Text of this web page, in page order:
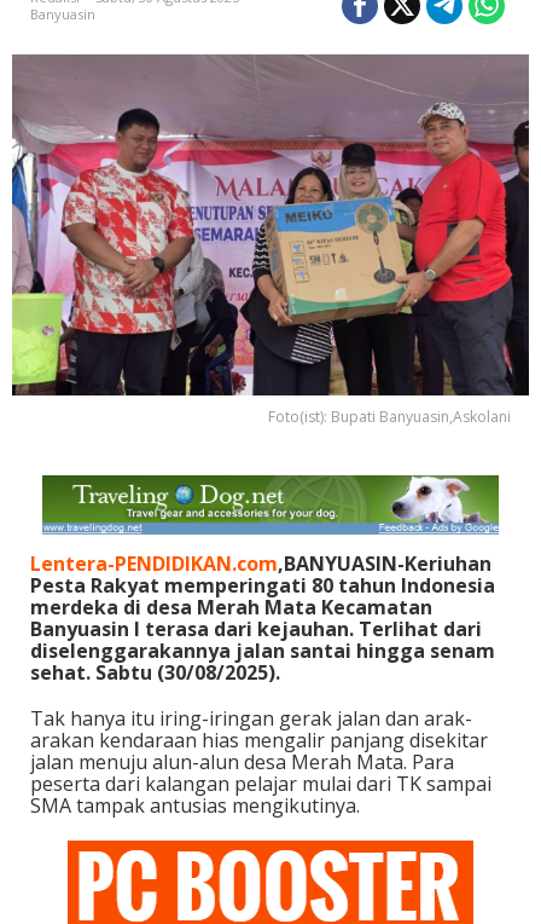
Banyuasin
Foto(ist): Bupati Banyuasin,Askolani
Lentera-PENDIDIKAN.com,BANYUASIN-Keriuhan
Pesta Rakyat memperingati 80 tahun Indonesia
merdeka di desa Merah Mata Kecamatan
Banyuasin I terasa dari kejauhan. Terlihat dari
diselenggarakannya jalan santai hingga senam
sehat. Sabtu (30/08/2025).
Tak hanya itu iring-iringan gerak jalan dan arak-
arakan kendaraan hias mengalir panjang disekitar
jalan menuju alun-alun desa Merah Mata. Para
peserta dari kalangan pelajar mulai dari TK sampai
SMA tampak antusias mengikutinya.